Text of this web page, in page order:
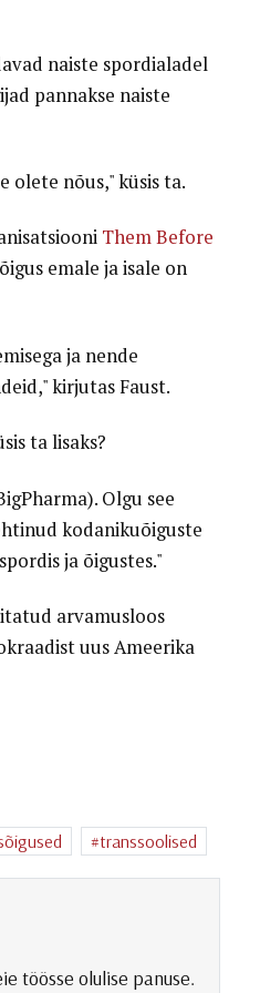
naiste spordialadel
pannakse naiste
olete nõus," küsis ta.
Them Before
emale ja isale on
ja nende
kirjutas Faust.
ta lisaks?
Olgu see
kodanikuõiguste
ja õigustes."
arvamusloos
uus Ameerika
transsoolised
töösse olulise panuse.